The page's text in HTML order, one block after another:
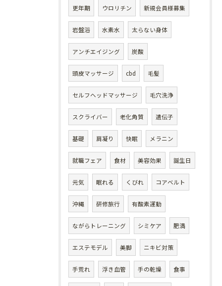
更年期 ウロリチン 新規会員様募集
岩盤浴 水素水 太らない身体
アンチエイジング 炭酸
頭皮マッサージ cbd 毛髪
セルフヘッドマッサージ 毛穴洗浄
スクライバー 老化角質 遺伝子
基礎 肩凝り 快眠 メラニン
就職フェア 食材 美容効果 誕生日
元気 眠れる くびれ コアベルト
沖縄 研修旅行 有酸素運動
ながらトレーニング シミケア 肥満
エステモデル 美脚 ニキビ対策
手荒れ 浮き血管 手の乾燥 食事